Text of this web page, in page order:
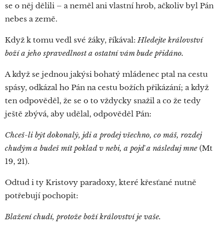
se o něj dělili – a neměl ani vlastní hrob, ačkoliv byl Pán
nebes a země.
Když k tomu vedl své žáky, říkával: Hledejte království
boží a jeho spravedlnost a ostatní vám bude přidáno.
A když se jednou jakýsi bohatý mládenec ptal na cestu
spásy, odkázal ho Pán na cestu božích přikázání; a když
ten odpověděl, že se o to vždycky snažil a co že tedy
ještě zbývá, aby udělal, odpověděl Pán:
Chceš-li být dokonalý, jdi a prodej všechno, co máš, rozdej
chudým a budeš mít poklad v nebi, a pojď a následuj mne (Mt
19, 21).
Odtud i ty Kristovy paradoxy, které křesťané nutně
potřebují pochopit:
Blažení chudí, protože boží království je vaše.